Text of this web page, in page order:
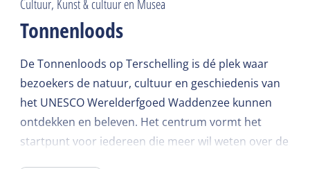
Cultuur, Kunst & cultuur en Musea
Tonnenloods
De Tonnenloods op Terschelling is dé plek waar
bezoekers de natuur, cultuur en geschiedenis van
het UNESCO Werelderfgoed Waddenzee kunnen
ontdekken en beleven. Het centrum vormt het
startpunt voor iedereen die meer wil weten over de